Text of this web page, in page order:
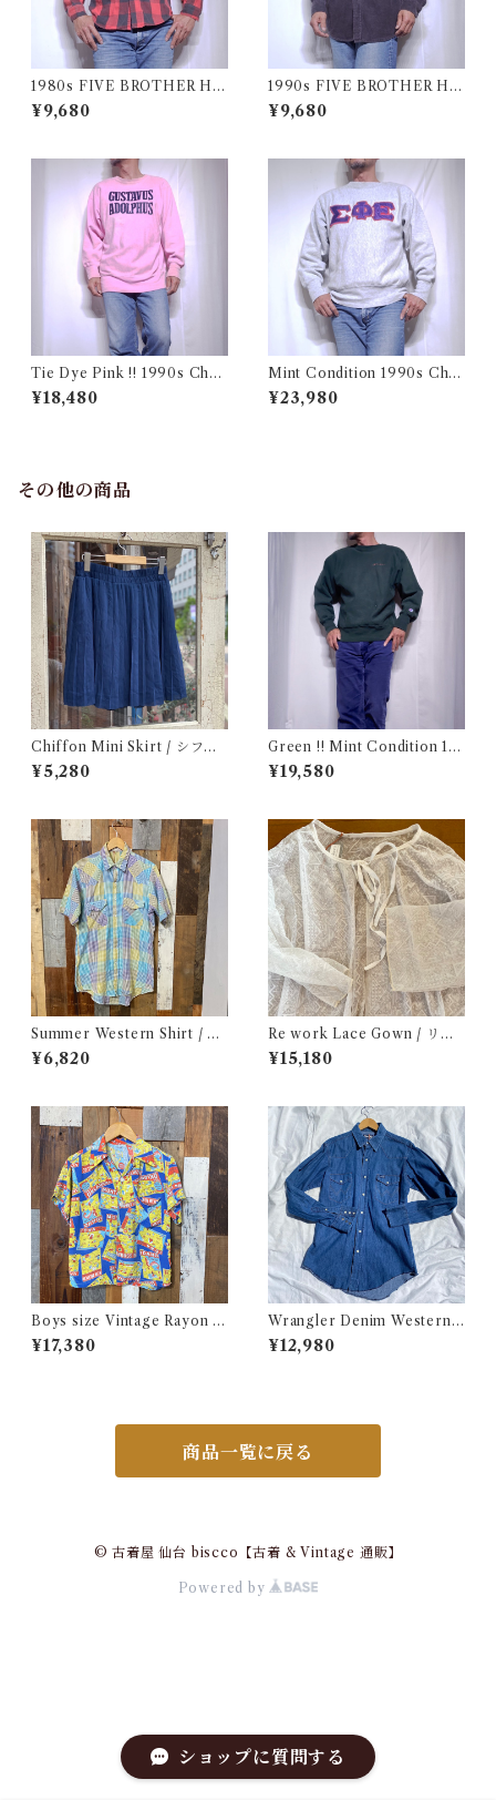
ショップに質問する
1980s FIVE BROTHER He
avy Flannel Shirt / ブロック
チェック バッファロー ヘビー
¥9,680
1990s FIVE BROTHER He
avy Flannel Shirt CHAMOI
S CLOTH Black USA / ファ
¥9,680
Tie Dye Pink !! 1990s Cha
mpion Reverse Weave USA
/ チャンピオン リバースウィ
¥18,480
Mint Condition 1990s Cha
mpion Reverse Weave Size
L / チャンピオン リバースウ
¥23,980
その他の商品
Chiffon Mini Skirt / シフォ
ン ミニ プリーツ スカート 古
着
¥5,280
Green !! Mint Condition 19
90s Champion Reverse We
ave Size L / チャンピオン リ
ーン USA 古着
¥19,580
Summer Western Shirt / シ
ョートスリーブ ウエスタン シ
ャツ 古着
¥6,820
Re work Lace Gown / リワ
ーク レース ガウン 古着
¥15,180
Boys size Vintage Rayon H
awaiian Shirt / ボーイズ サイ
ズ ヴィンテージ レーヨン ハワ
¥17,380
Wrangler Denim Western S
hirt 15 1/2 Made in USA / ラ
ングラー デニムウエスタン シ
¥12,980
商品一覧に戻る
© 古着屋 仙台 biscco【古着 & Vintage 通販】
Powered by